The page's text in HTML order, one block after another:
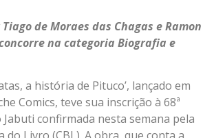
de Moraes das Chagas e Ramon
na categoria Biografia e
a história de Pituco’, lançado em
Comics, teve sua inscrição à 68ª
confirmada nesta semana pela